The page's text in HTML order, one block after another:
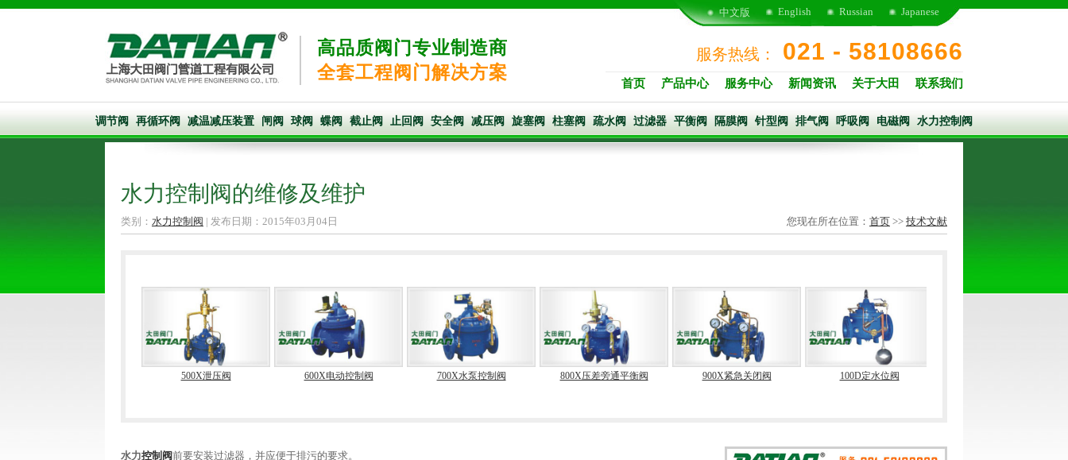
高品质阀门专业制造商
全套工程阀门解决方案
Japanese
Russian
English
中文版
服务热线： 021 - 58108666
首页 产品中心 服务中心 新闻资讯 关于大田 联系我们
调节阀 再循环阀 减温减压装置 闸阀 球阀 蝶阀 截止阀 止回阀 安全阀 减压阀 旋塞阀 柱塞阀 疏水阀 过滤器 平衡阀 隔膜阀 针型阀 排气阀 呼吸阀 电磁阀 水力控制阀
水力控制阀的维修及维护
类别： 水力控制阀 | 发布日期：2015年03月04日 您现在所在位置： 首页 >> 技术文献
500X泄压阀 600X电动控制阀 700X水泵控制阀 800X压差旁通平衡阀 900X紧急关闭阀 100D定水位阀
水力控制阀前要安装过滤器，并应便于排污的要求。